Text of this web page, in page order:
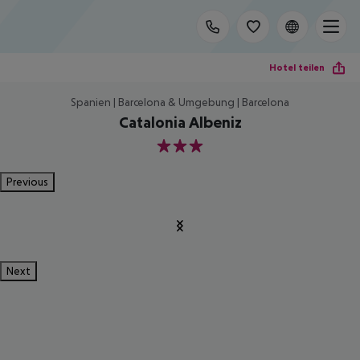
Hotel teilen
Spanien | Barcelona & Umgebung | Barcelona
Catalonia Albeniz
3
Previous
Next